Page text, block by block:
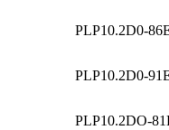
PLP10.2D0-
PLP10.2D0-
PLP10.2DO-